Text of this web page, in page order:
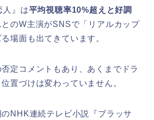
人』は平均視聴率10%超えと好調
のW主演がSNSで「リアルカップ
場面も出てきています。
定コメントもあり、あくまでドラ
置づけは変わっていません。
NHK連続テレビ小説『ブラッサ